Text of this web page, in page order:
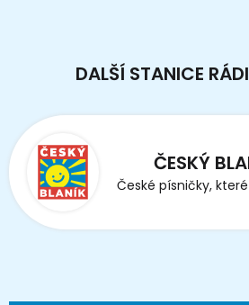
DALŠÍ STANICE
ČESKÝ
České písničky,